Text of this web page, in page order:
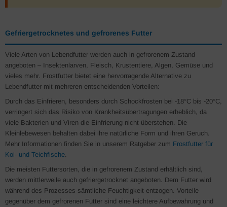
Gefriergetrocknetes und gefrorenes Futter
Viele Arten von Lebendfutter werden auch in gefrorenem Zustand
angeboten – Insektenlarven, Fleisch, Krustentiere, Algen, Gemüse und
vieles mehr. Frostfutter bietet eine hervorragende Alternative zu
Lebendfutter mit mehreren entscheidenden Vorteilen:
Durch das Einfrieren, besonders durch Schockfrosten bei -18°C bis -20°C,
verringert sich das Risiko von Krankheitsübertragungen erheblich, da
viele Bakterien und Viren die Einfrierung nicht überstehen. Die
Kleinlebewesen behalten dabei ihre natürliche Form und ihren Geruch.
Mehr Informationen finden Sie in unserem Ratgeber zum Frostfutter für
Koi- und Teichfische
Die meisten Futtersorten, die in gefrorenem Zustand erhältlich sind,
werden mittlerweile auch gefriergetrocknet angeboten. Dem Futter wird
während des Prozesses sämtliche Feuchtigkeit entzogen. Vorteile
gegenüber dem gefrorenen Futter sind eine leichtere Aufbewahrung und